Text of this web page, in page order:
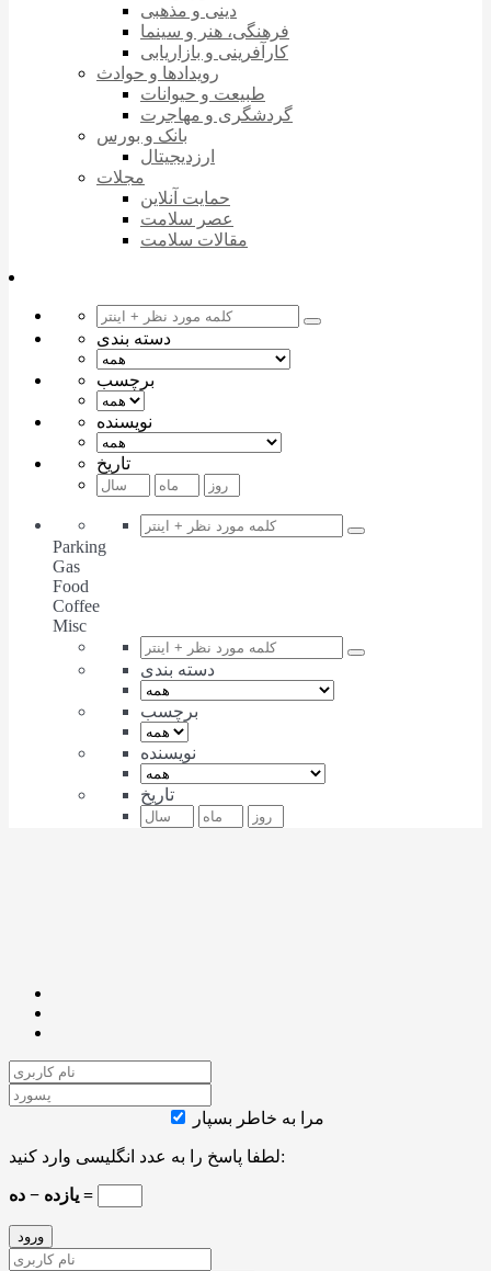
دینی و مذهبی
فرهنگی، هنر و سینما
کارآفرینی و بازاریابی
رویدادها و حوادث
طبیعت و حیوانات
گردشگری و مهاجرت
بانک و بورس
ارزدیجیتال
مجلات
حمایت آنلاین
عصر سلامت
مقالات سلامت
دسته بندی
برچسب
نویسنده
تاریخ
Parking
Gas
Food
Coffee
Misc
دسته بندی
برچسب
نویسنده
تاریخ
مرا به خاطر بسپار
لطفا پاسخ را به عدد انگلیسی وارد کنید:
یازده − ده =